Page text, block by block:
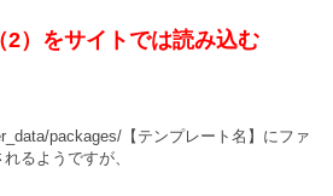
2）をサイトでは読み込む
packages/【テンプレート名】にファ
るようですが、